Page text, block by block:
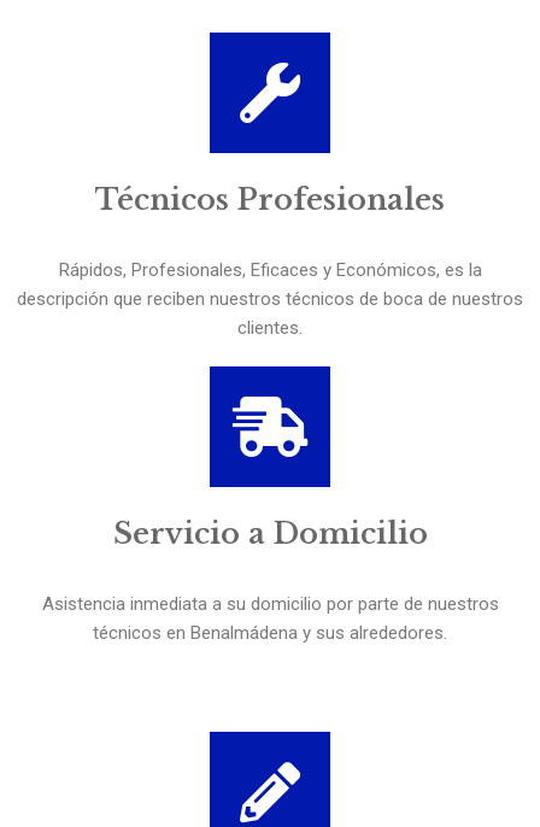
Técnicos Profesionales
Rápidos, Profesionales, Eficaces y Económicos, es la
descripción que reciben nuestros técnicos de boca de nuestros
clientes.
Servicio a Domicilio
Asistencia inmediata a su domicilio por parte de nuestros
técnicos en Benalmádena y sus alrededores.